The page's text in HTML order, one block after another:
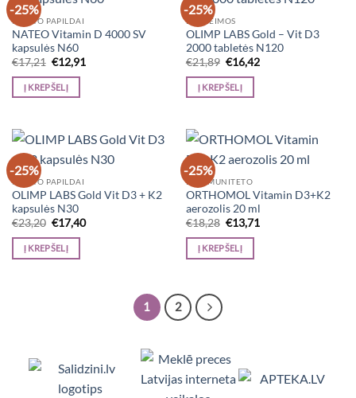
-25%
MAISTO PAPILDAI
NATEO Vitamin D 4000 SV
kapsulės N60
€17,21 Original
price
was:
€17,21.
€12,91
Į KREPŠELĮ
-25%
DĖL ŠEIMOS
OLIMP LABS Gold – Vit D3
2000 tabletės N120
€21,89 Original
price
was:
€21,89.
€16,42Current
Į KREPŠELĮ
-25%
MAISTO PAPILDAI
OLIMP LABS Gold Vit D3 + K2
kapsulės N30
€23,20 Original
price
was:
€23,20.
€17,40Current
Į KREPŠELĮ
-25%
DĖL IMUNITETO
ORTHOMOL Vitamin D3+K2
aerozolis 20 ml
€18,28 Original
price
was:
€18,28.
€13,71Current
Į KREPŠELĮ
1 2
Viedpulksteņi, Makita, Ceļojumu